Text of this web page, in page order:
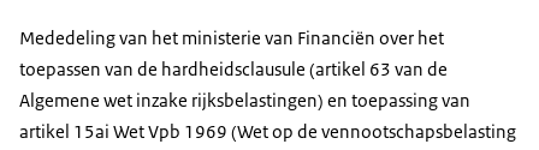
Mededeling van het ministerie van Financiën over het
toepassen van de hardheidsclausule (artikel 63 van de
Algemene wet inzake rijksbelastingen) en toepassing van
artikel 15ai Wet Vpb 1969 (Wet op de vennootschapsbelasting